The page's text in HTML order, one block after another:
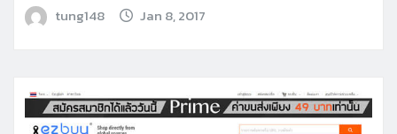
tung148 Jan 8, 2017